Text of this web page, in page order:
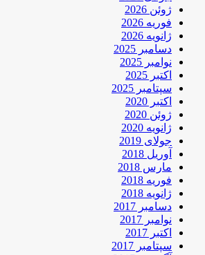
ژوئن 2026
فوریه 2026
ژانویه 2026
دسامبر 2025
نوامبر 2025
اکتبر 2025
سپتامبر 2025
اکتبر 2020
ژوئن 2020
ژانویه 2020
جولای 2019
آوریل 2018
مارس 2018
فوریه 2018
ژانویه 2018
دسامبر 2017
نوامبر 2017
اکتبر 2017
سپتامبر 2017